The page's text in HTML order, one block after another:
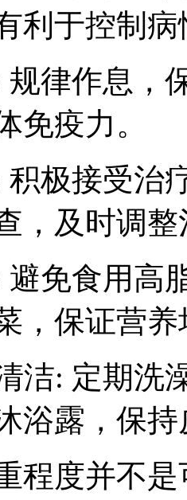
利于控制病
规律作息，
免疫力。
积极接受治
，及时调
避免食用高
，保证营
洁: 定期洗
浴露，保
程度并不